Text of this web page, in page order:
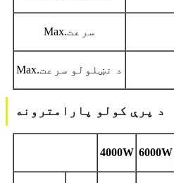
Max.سرعت
Max.د نښلولو سرعت
د پرې کولو پارامترونه
4000W 6000W